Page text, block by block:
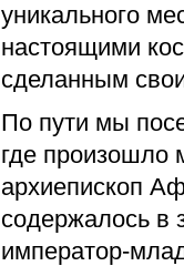
уникального
настоящими
сделанным
По пути мы
где произошло
архиепископ
содержалось в
император-